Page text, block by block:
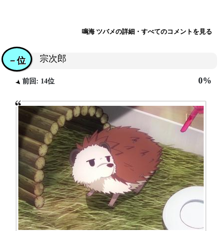
鳴海 ツバメの詳細・すべてのコメントを見る
宗次郎
－位
前回: 14位 0%